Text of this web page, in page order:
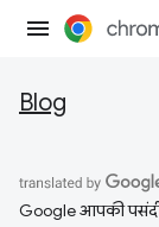
Blog
Google आपकी